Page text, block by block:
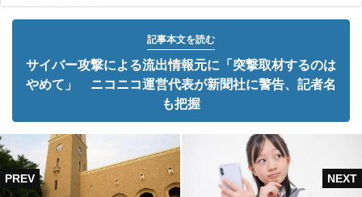
記事本文を読む
サイバー攻撃による流出情報元に「突撃取材するのは
やめて」 ニコニコ運営代表が新聞社に警告、記者名
も把握